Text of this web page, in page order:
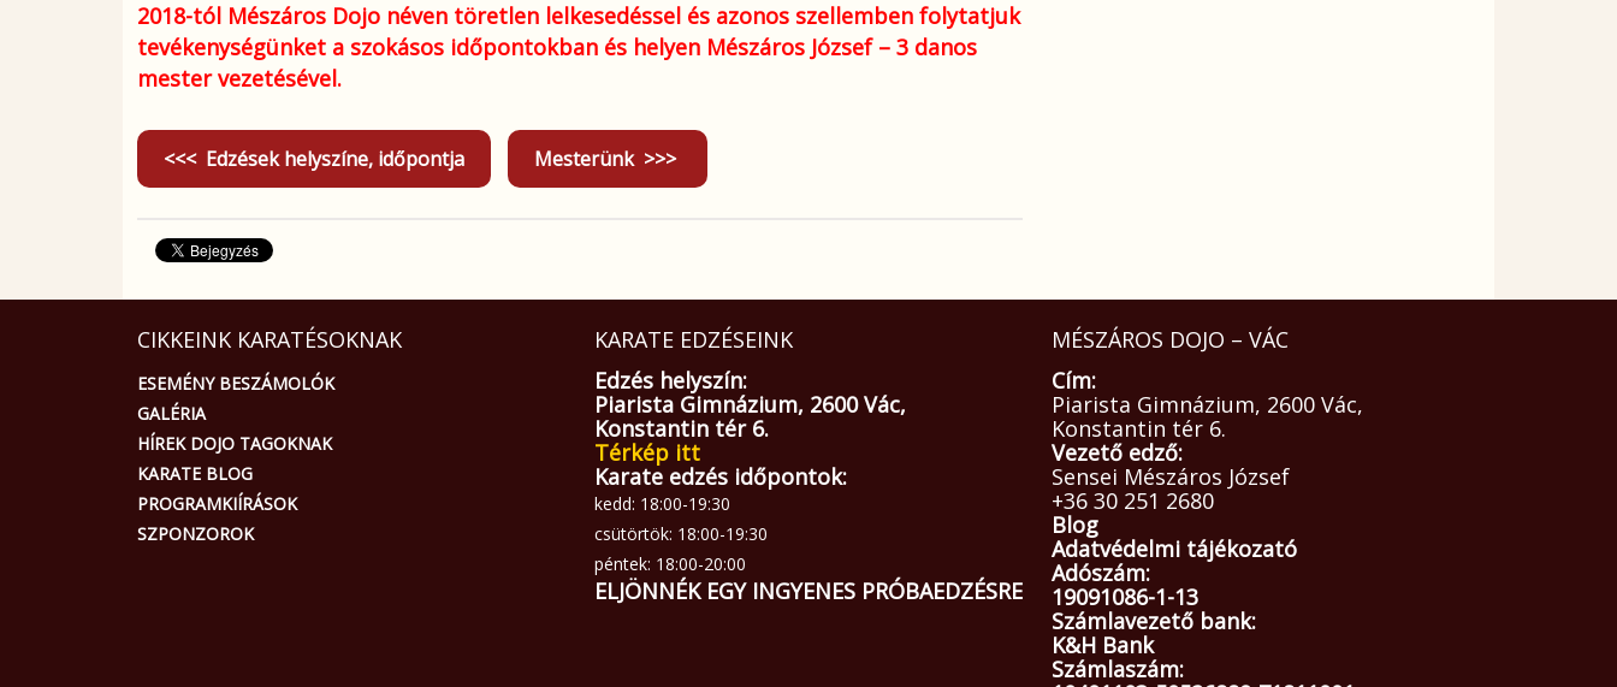
2018-tól Mészáros Dojo néven töretlen lelkesedéssel és azonos szellemben folytatjuk
tevékenységünket a szokásos időpontokban és helyen Mészáros József – 3 danos
mester vezetésével.
<<< Edzések helyszíne, időpontja Mesterünk >>>
CIKKEINK KARATÉSOKNAK
ESEMÉNY BESZÁMOLÓK
GALÉRIA
HÍREK DOJO TAGOKNAK
KARATE BLOG
PROGRAMKIÍRÁSOK
SZPONZOROK
KARATE EDZÉSEINK
Edzés helyszín:
Piarista Gimnázium, 2600 Vác,
Konstantin tér 6.
Térkép itt
Karate edzés időpontok:
kedd: 18:00-19:30
csütörtök: 18:00-19:30
péntek: 18:00-20:00
ELJÖNNÉK EGY INGYENES PRÓBAEDZÉSRE
MÉSZÁROS DOJO – VÁC
Cím:
Piarista Gimnázium, 2600 Vác,
Konstantin tér 6.
Vezető edző:
Sensei Mészáros József
+36 30 251 2680
Blog
Adatvédelmi tájékozató
Adószám:
19091086-1-13
Számlavezető bank:
K&H Bank
Számlaszám: